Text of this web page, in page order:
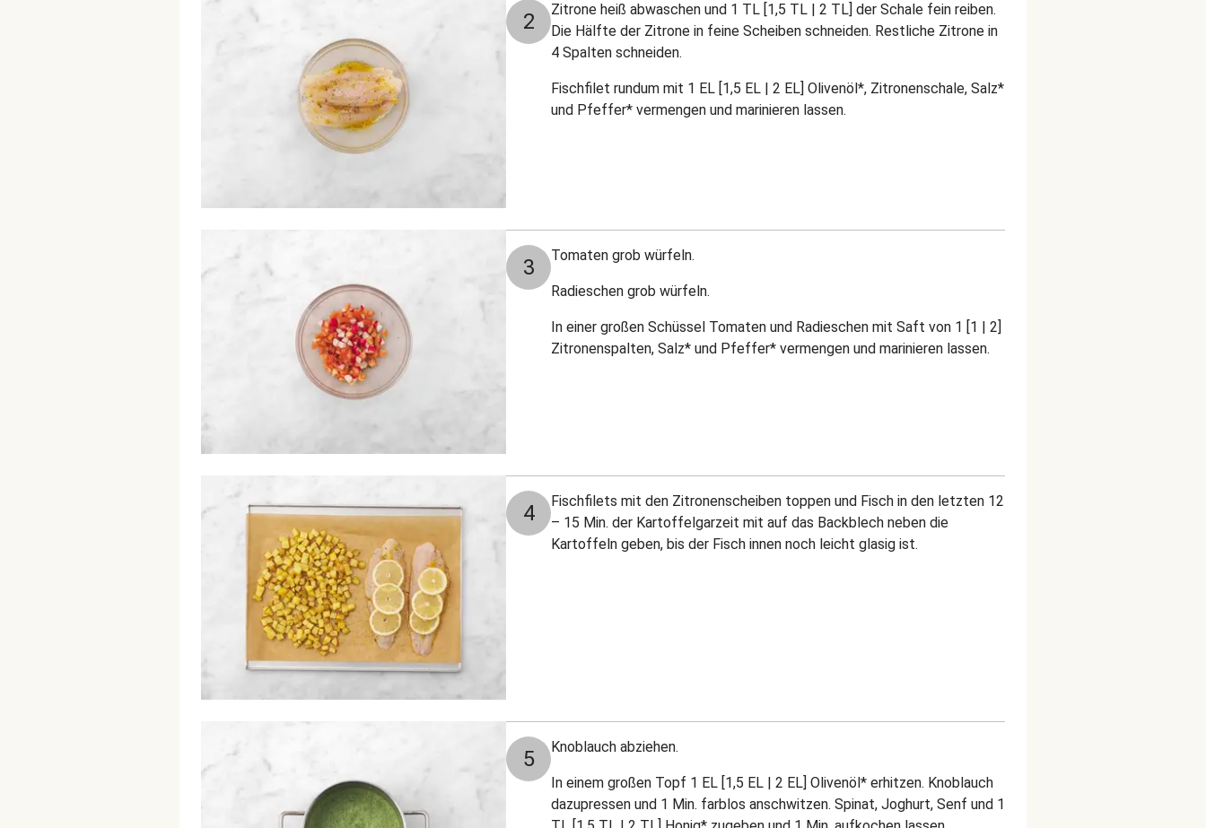
2
Zitrone heiß abwaschen und 1 TL [1,5 TL | 2 TL] der Schale fein reiben.
Die Hälfte der Zitrone in feine Scheiben schneiden. Restliche Zitrone in
4 Spalten schneiden.
Fischfilet rundum mit 1 EL [1,5 EL | 2 EL] Olivenöl*, Zitronenschale, Salz*
und Pfeffer* vermengen und marinieren lassen.
3 Tomaten grob würfeln.
Radieschen grob würfeln.
In einer großen Schüssel Tomaten und Radieschen mit Saft von 1 [1 | 2]
Zitronenspalten, Salz* und Pfeffer* vermengen und marinieren lassen.
4
Fischfilets mit den Zitronenscheiben toppen und Fisch in den letzten 12
– 15 Min. der Kartoffelgarzeit mit auf das Backblech neben die
Kartoffeln geben, bis der Fisch innen noch leicht glasig ist.
5 Knoblauch abziehen.
In einem großen Topf 1 EL [1,5 EL | 2 EL] Olivenöl* erhitzen. Knoblauch
dazupressen und 1 Min. farblos anschwitzen. Spinat, Joghurt, Senf und 1